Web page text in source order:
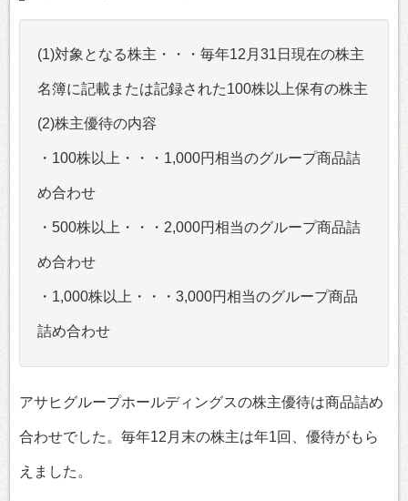
(1)対象となる株主・・・毎年12月31日現在の株主
名簿に記載または記録された100株以上保有の株主
(2)株主優待の内容
・100株以上・・・1,000円相当のグループ商品詰
め合わせ
・500株以上・・・2,000円相当のグループ商品詰
め合わせ
・1,000株以上・・・3,000円相当のグループ商品
詰め合わせ
アサヒグループホールディングスの株主優待は商品詰め
合わせでした。毎年12月末の株主は年1回、優待がもら
えました。